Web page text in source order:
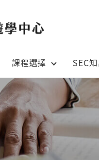
課程選擇 SEC
最新消息
加拿大